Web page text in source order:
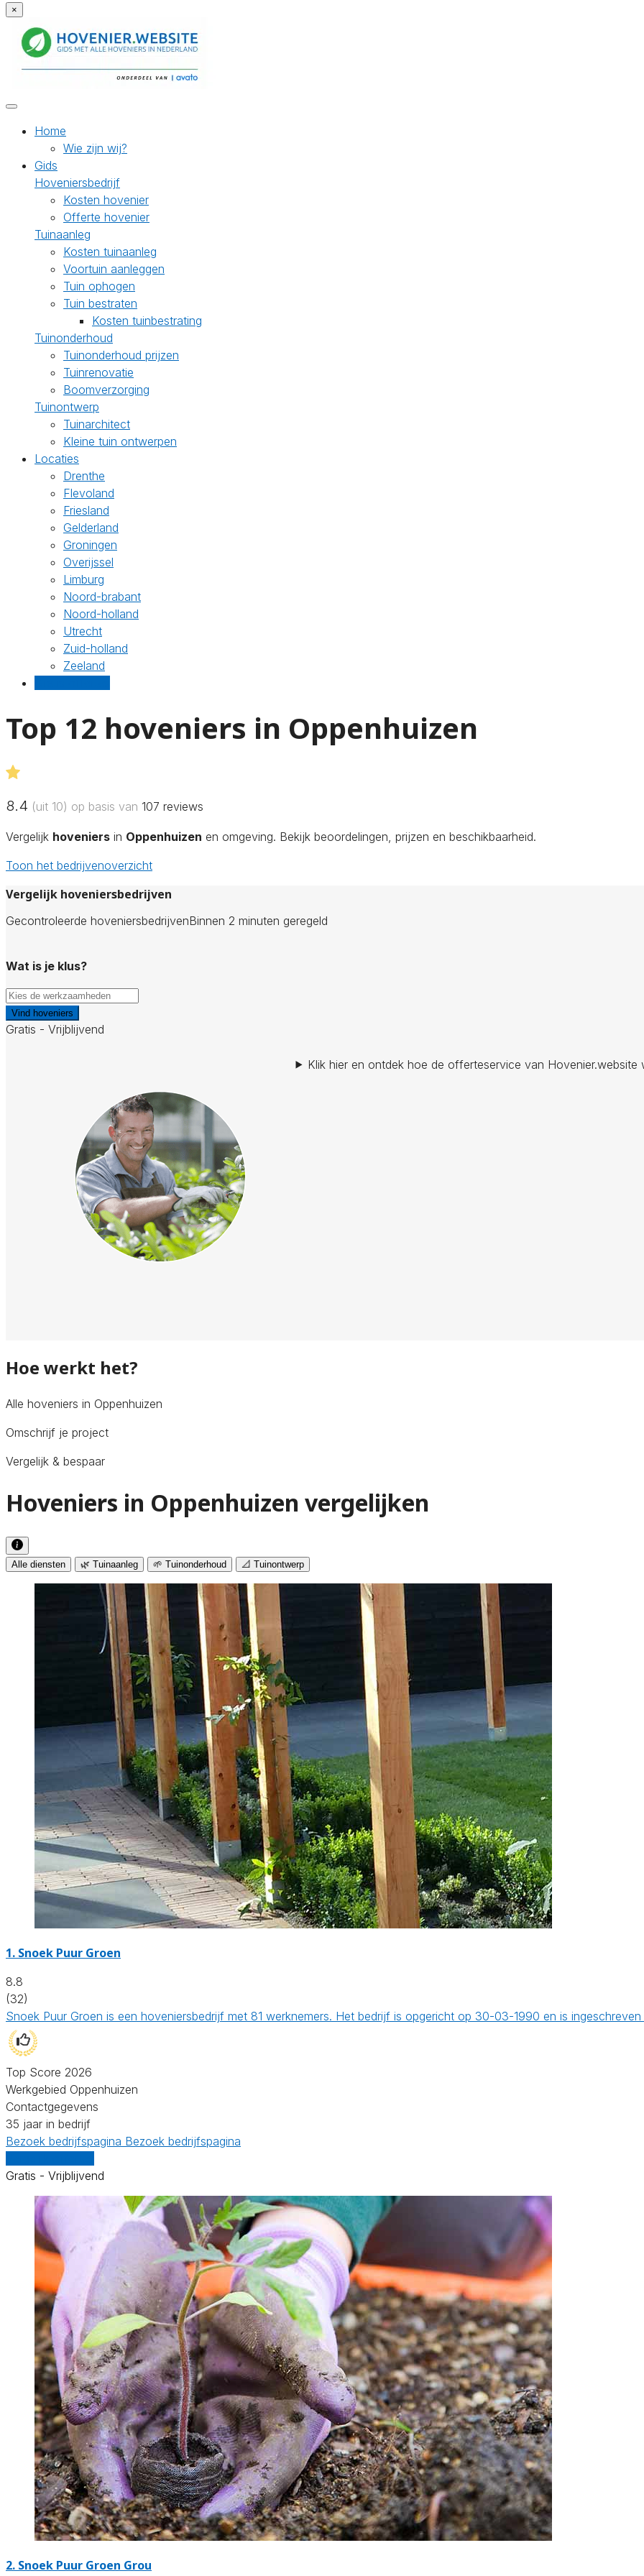
×
Home
Wie zijn wij?
Gids
Hoveniersbedrijf
Kosten hovenier
Offerte hovenier
Tuinaanleg
Kosten tuinaanleg
Voortuin aanleggen
Tuin ophogen
Tuin bestraten
Kosten tuinbestrating
Tuinonderhoud
Tuinonderhoud prijzen
Tuinrenovatie
Boomverzorging
Tuinontwerp
Tuinarchitect
Kleine tuin ontwerpen
Locaties
Drenthe
Flevoland
Friesland
Gelderland
Groningen
Overijssel
Limburg
Noord-brabant
Noord-holland
Utrecht
Zuid-holland
Zeeland
Top 12 hoveniers in Oppenhuizen
8.4 (uit 10) op basis van 107 reviews
Vergelijk hoveniers in Oppenhuizen en omgeving. Bekijk beoordelingen, prijzen en beschikbaarheid.
Toon het bedrijvenoverzicht
Vergelijk hoveniersbedrijven
Gecontroleerde hoveniersbedrijvenBinnen 2 minuten geregeld
Wat is je klus?
Vind hoveniers
Gratis - Vrijblijvend
Klik hier en ontdek hoe de offerteservice van Hovenier.website
Hoe werkt het?
Alle hoveniers in Oppenhuizen
Omschrijf je project
Vergelijk & bespaar
Hoveniers in Oppenhuizen vergelijken
Alle diensten 🌿 Tuinaanleg 🌱 Tuinonderhoud 📐 Tuinontwerp
1. Snoek Puur Groen
8.8
(32)
Snoek Puur Groen is een hoveniersbedrijf met 81 werknemers. Het bedrijf is opgericht op 30-03-1990 en is
Top Score 2026
Werkgebied Oppenhuizen
Contactgegevens
35 jaar in bedrijf
Bezoek bedrijfspagina Bezoek bedrijfspagina
Gratis - Vrijblijvend
2. Snoek Puur Groen Grou